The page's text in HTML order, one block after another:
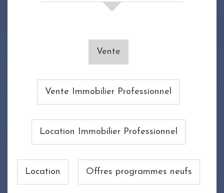
Vente
Vente Immobilier Professionnel
Location Immobilier Professionnel
Location Offres programmes neufs